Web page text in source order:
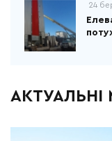
24
АКТУАЛЬНІ